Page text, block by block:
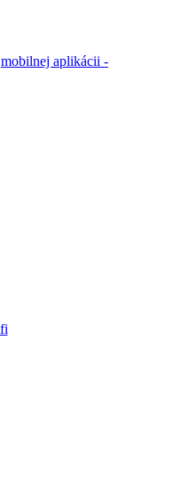
mobilnej aplikácii -